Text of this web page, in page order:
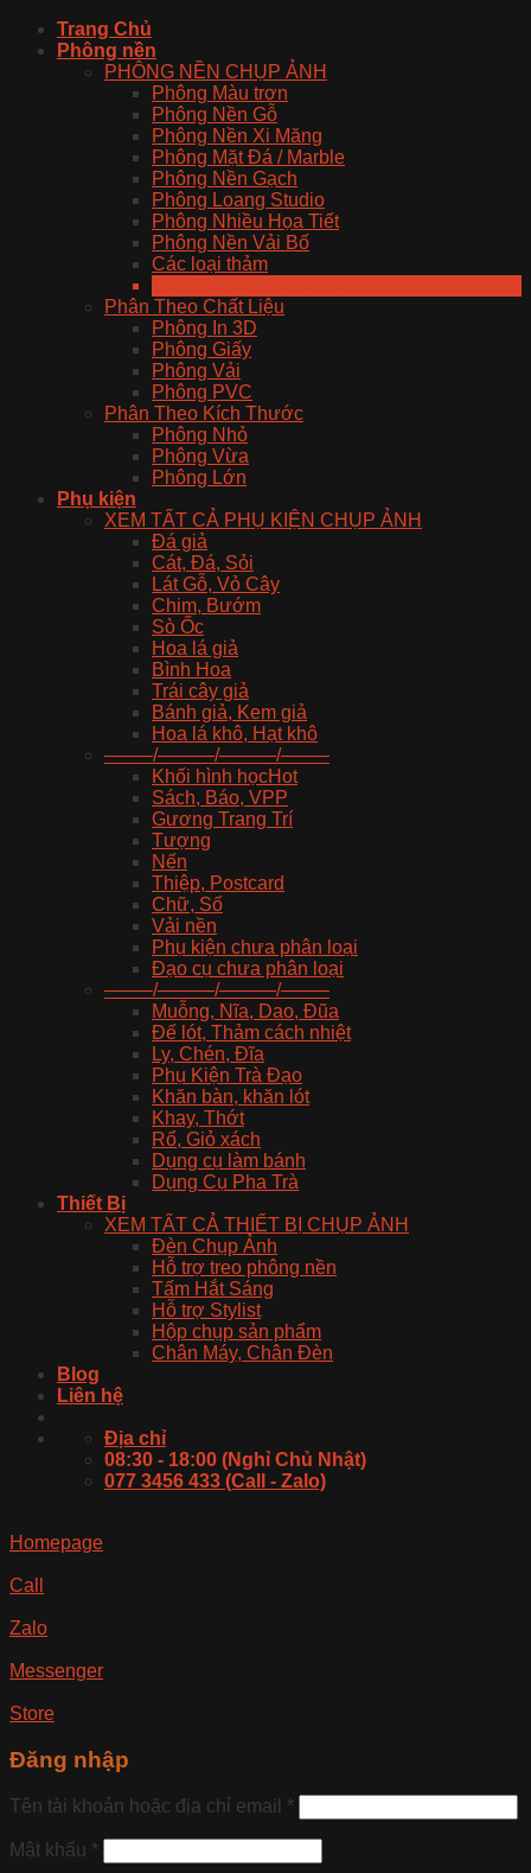
Trang Chủ
Phông nền
PHÔNG NỀN CHỤP ẢNH
Phông Màu trơn
Phông Nền Gỗ
Phông Nền Xi Măng
Phông Mặt Đá / Marble
Phông Nền Gạch
Phông Loang Studio
Phông Nhiều Họa Tiết
Phông Nền Vải Bố
Các loại thảm
Phân Theo Chất Liệu
Phông In 3D
Phông Giấy
Phông Vải
Phông PVC
Phân Theo Kích Thước
Phông Nhỏ
Phông Vừa
Phông Lớn
Phụ kiện
XEM TẤT CẢ PHỤ KIỆN CHỤP ẢNH
Đá giả
Cát, Đá, Sỏi
Lát Gỗ, Vỏ Cây
Chim, Bướm
Sò Ốc
Hoa lá giả
Bình Hoa
Trái cây giả
Bánh giả, Kem giả
Hoa lá khô, Hạt khô
——–/———/———/——–
Khối hình học
Sách, Báo, VPP
Gương Trang Trí
Tượng
Nến
Thiệp, Postcard
Chữ, Số
Vải nền
Phụ kiện chưa phân loại
Đạo cụ chưa phân loại
——–/———/———/——–
Muỗng, Nĩa, Dao, Đũa
Đế lót, Thảm cách nhiệt
Ly, Chén, Đĩa
Phụ Kiện Trà Đạo
Khăn bàn, khăn lót
Khay, Thớt
Rổ, Giỏ xách
Dụng cụ làm bánh
Dụng Cụ Pha Trà
Thiết Bị
XEM TẤT CẢ THIẾT BỊ CHỤP ẢNH
Đèn Chụp Ảnh
Hỗ trợ treo phông nền
Tấm Hắt Sáng
Hỗ trợ Stylist
Hộp chụp sản phẩm
Chân Máy, Chân Đèn
Blog
Liên hệ
Địa chỉ
08:30 - 18:00 (Nghỉ Chủ Nhật)
077 3456 433 (Call - Zalo)
Homepage
Call
Zalo
Messenger
Store
Đăng nhập
Tên tài khoản hoặc địa chỉ email *
Mật khẩu *